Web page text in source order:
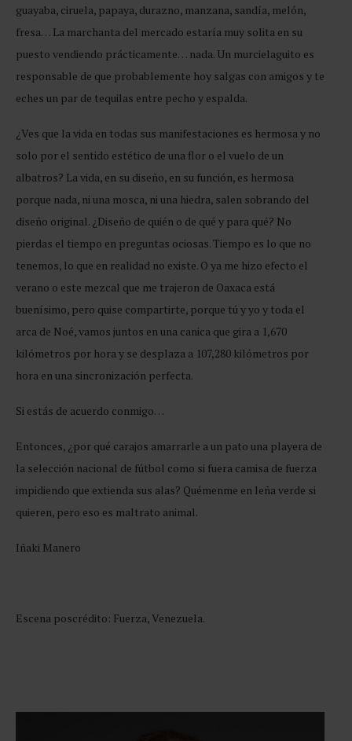
guayaba, ciruela, papaya, durazno, manzana, sandía, melón,
fresa… La marchanta del mercado estaría muy solita en su
puesto vendiendo prácticamente… nada. Un murcielaguito es
responsable de que probablemente hoy salgas con amigos y te
eches un par de tequilas entre pecho y espalda.
¿Ves que la vida en todas sus manifestaciones es hermosa y no
solo por el sentido estético de una flor o el vuelo de un
albatros? La vida, en su diseño, en su función, es hermosa
porque nada, ni una mosca, ni una hiedra, salen sobrando del
diseño original. ¿Diseño de quién o de qué y para qué? No
pierdas el tiempo en preguntas ociosas. Tiempo es lo que no
tenemos, lo que en realidad no existe. O ya me hizo efecto el
verano o este mezcal que me trajeron de Oaxaca está
buenísimo, pero quise compartirte, porque tú y yo y toda el
arca de Noé, vamos juntos en una canica que gira a 1,670
kilómetros por hora y se desplaza a 107,280 kilómetros por
hora en una sincronización perfecta.
Si estás de acuerdo conmigo…
Entonces, ¿por qué carajos amarrarle a un pato una playera de
la selección nacional de fútbol como si fuera camisa de fuerza
impidiendo que extienda sus alas? Quémenme en leña verde si
quieren, pero eso es maltrato animal.
Iñaki Manero
Escena poscrédito: Fuerza, Venezuela.